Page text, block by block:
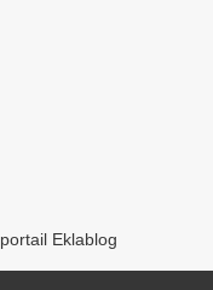
Eklablog